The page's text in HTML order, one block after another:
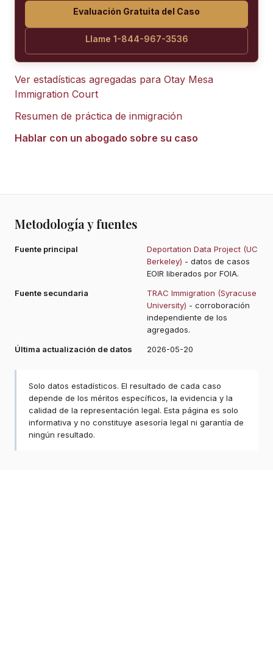
Evaluación Gratuita del Caso
Llame 1-844-967-3536
Ver estadísticas agregadas para Otay Mesa
Immigration Court
Resumen de práctica de inmigración
Hablar con un abogado sobre su caso
Metodología y fuentes
Fuente principal
Deportation Data Project (UC
Berkeley) - datos de casos
EOIR liberados por FOIA.
Fuente secundaria
TRAC Immigration (Syracuse
University) - corroboración
independiente de los
agregados.
Última actualización de datos
2026-05-20
Solo datos estadísticos. El resultado de cada caso
depende de los méritos específicos, la evidencia y la
calidad de la representación legal. Esta página es solo
informativa y no constituye asesoría legal ni garantía de
ningún resultado.